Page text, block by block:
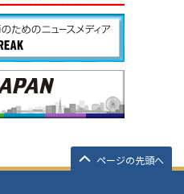
ページの先頭へ